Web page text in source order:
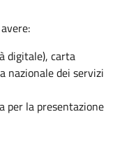
digitale), carta
nazionale dei servizi
per la presentazione